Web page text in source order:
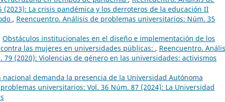
La crisis pandémica y los derroteros de la educación II
, Reencuentro. Análisis de problemas universitarios: Núm. 35
Obstáculos institucionales en el diseño e implementación de los
las mujeres en universidades públicas: , Reencuentro.
(2020): Violencias de género en las universidades: activismos
nacional demanda la presencia de la Universidad Autónoma
universitarios: Vol. 36 Núm. 87 (2024): La Universidad